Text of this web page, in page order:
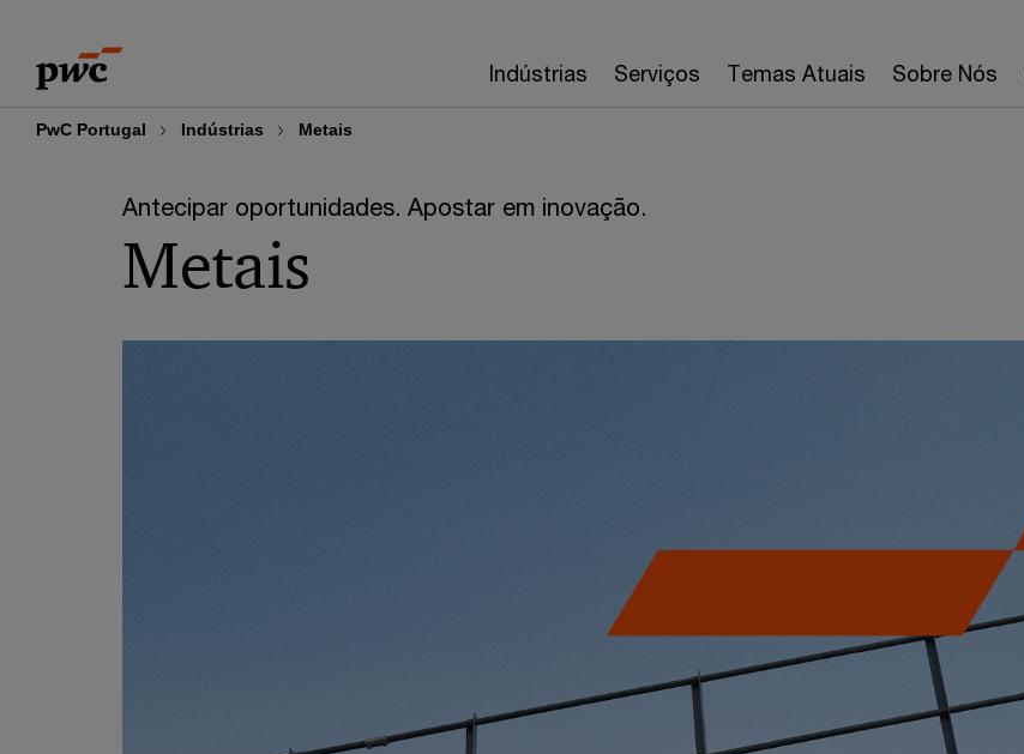
content
footer
Indústrias Serviços Temas Atuais Sobre Nós
PwC Portugal Indústrias Metais
Antecipar oportunidades. Apostar em inovação.
Metais